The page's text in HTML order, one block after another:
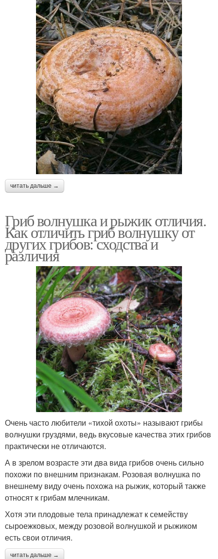
читать дальше →
Гриб волнушка и рыжик отличия.
Как отличить гриб волнушку от
других грибов: сходства и
различия
Очень часто любители «тихой охоты» называют грибы
волнушки груздями, ведь вкусовые качества этих грибов
практически не отличаются.
А в зрелом возрасте эти два вида грибов очень сильно
похожи по внешним признакам. Розовая волнушка по
внешнему виду очень похожа на рыжик, который также
относят к грибам млечникам.
Хотя эти плодовые тела принадлежат к семейству
сыроежковых, между розовой волнушкой и рыжиком
есть свои отличия.
читать дальше →